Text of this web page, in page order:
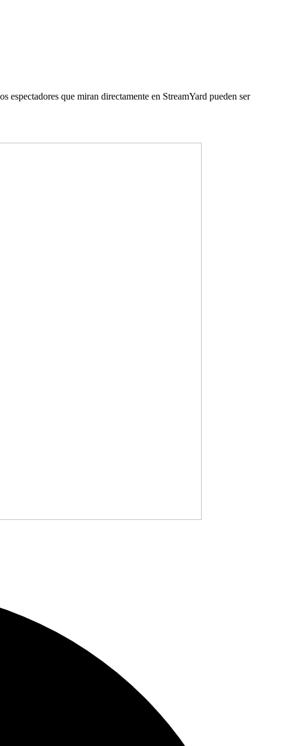
espectadores que miran directamente en StreamYard pueden ser